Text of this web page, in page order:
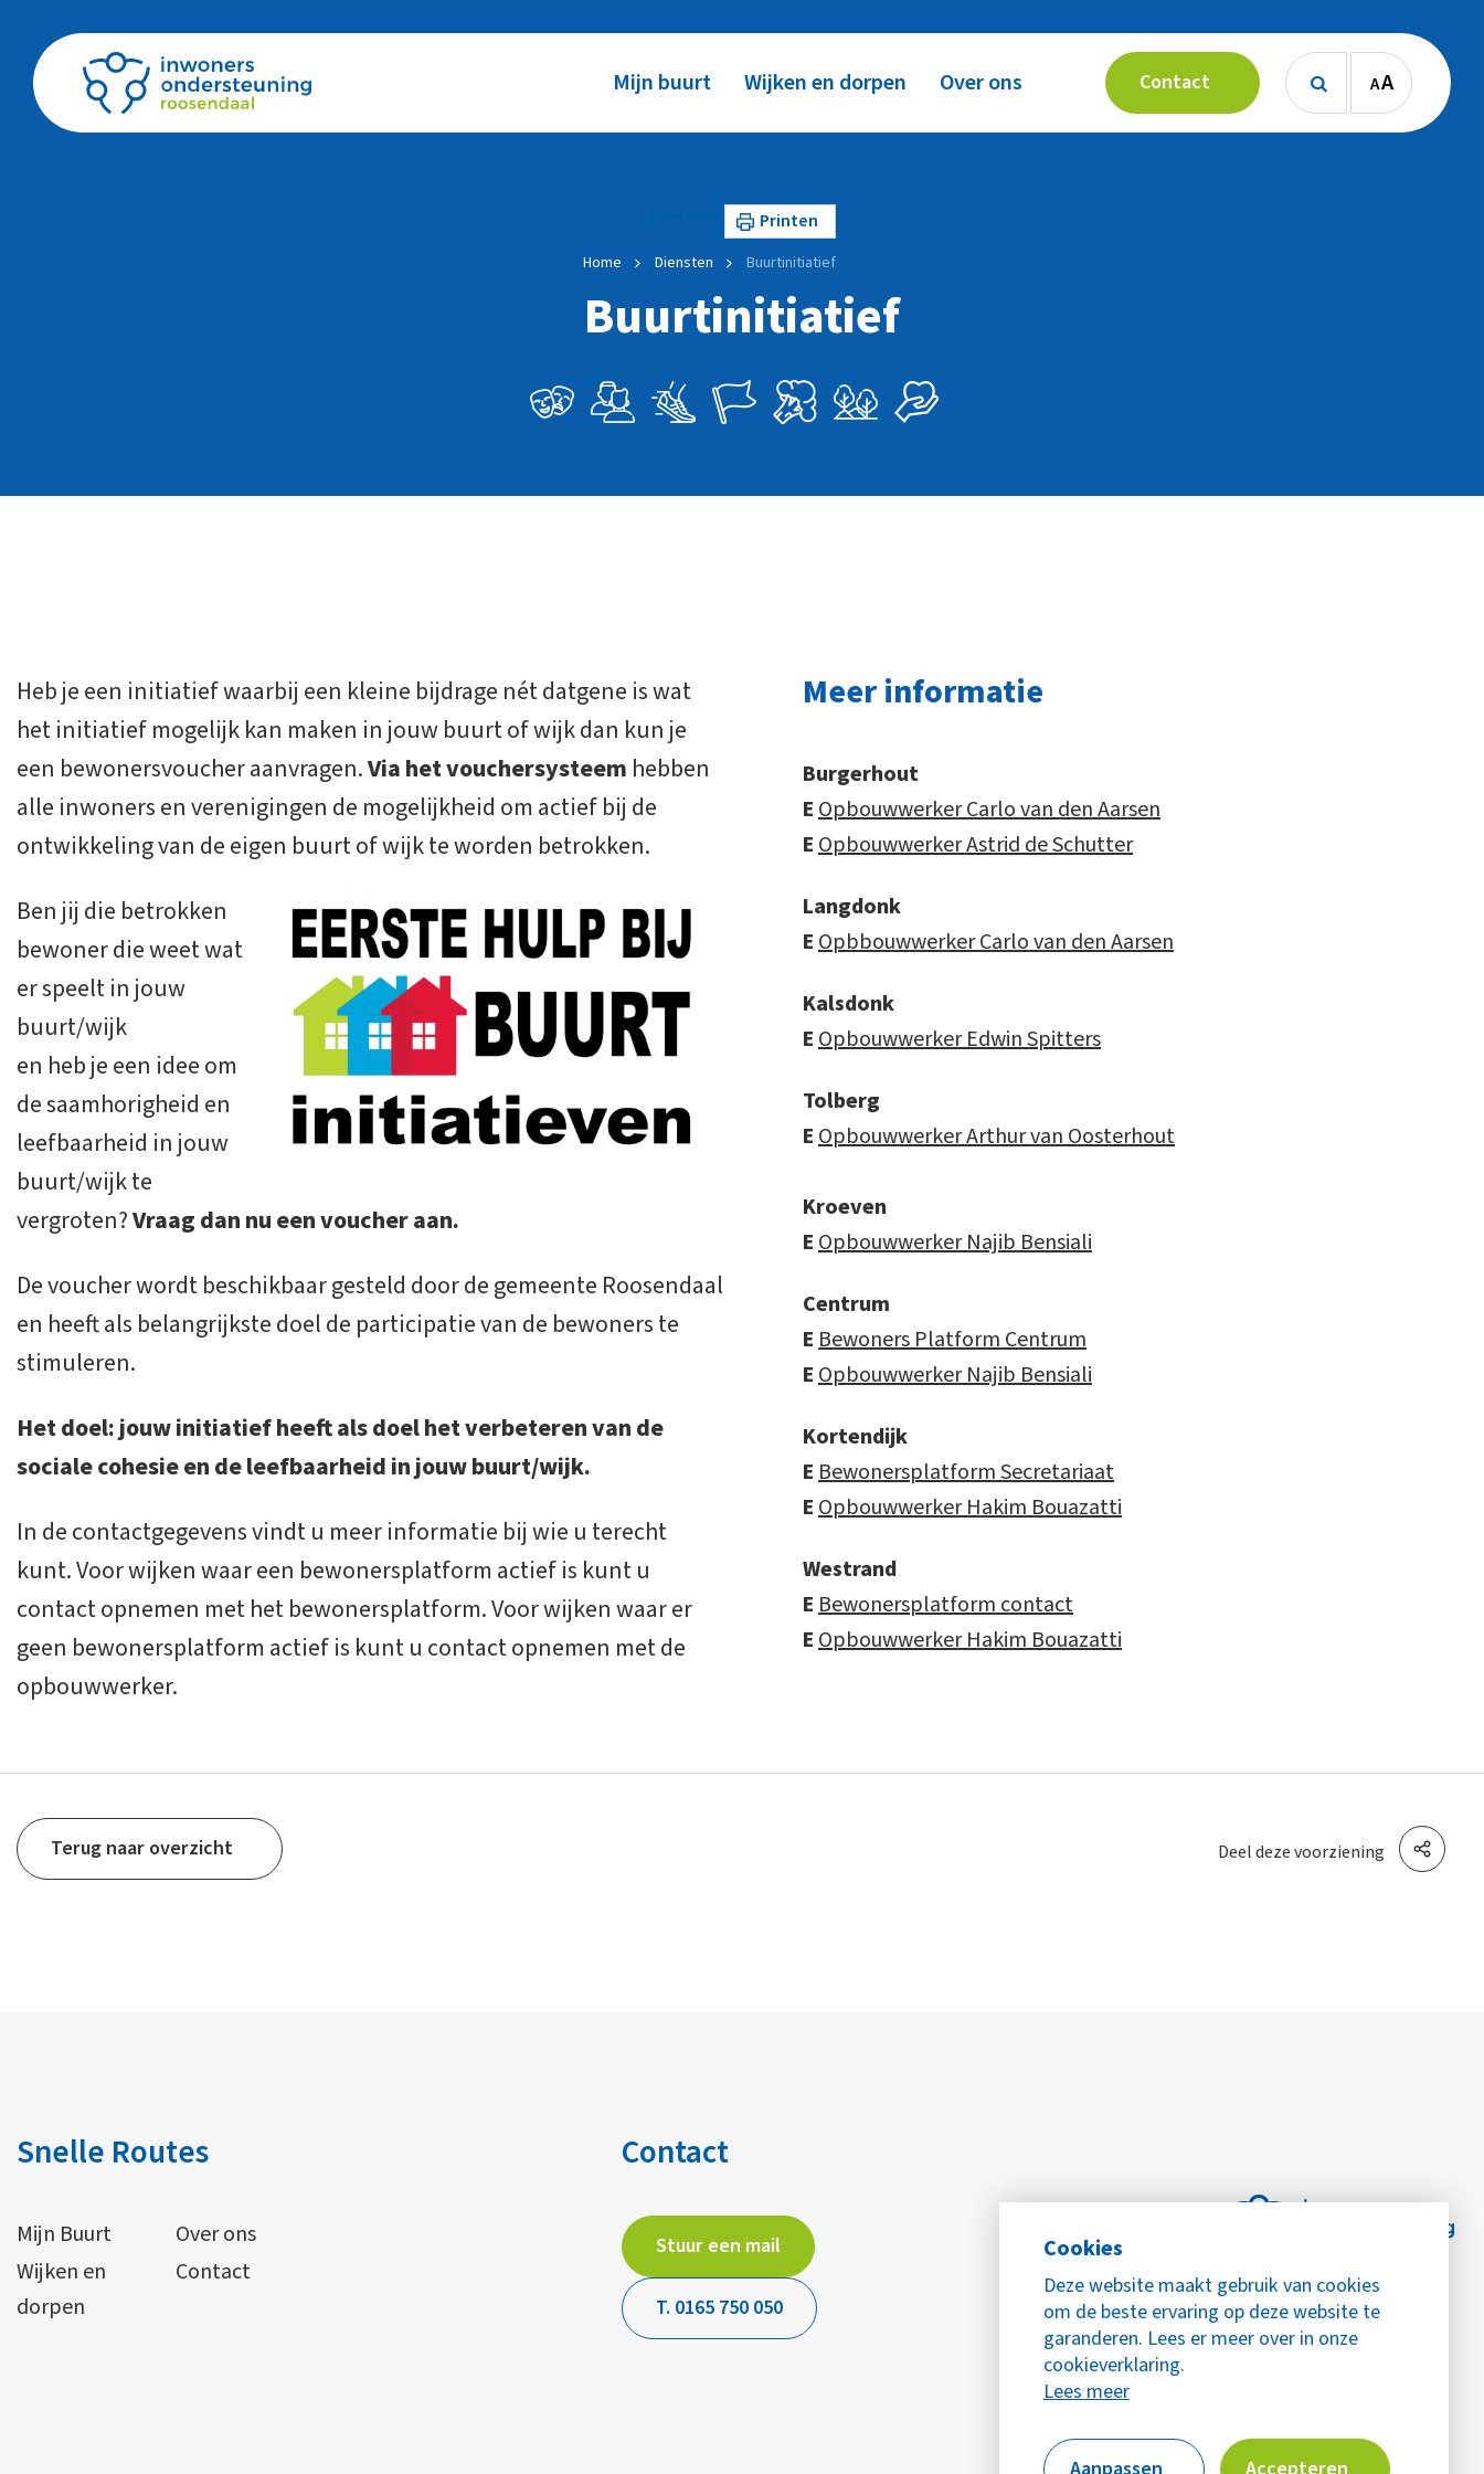
Cookies
Deze website maakt gebruik van cookies
om de beste ervaring op deze website te
garanderen. Lees er meer over in onze
cookieverklaring.
Lees meer
Mijn buurt Wijken en dorpen Over ons Contact  AA
Printen
Home Diensten Buurtinitiatief
Buurtinitiatief
Heb je een initiatief waarbij een kleine bijdrage nét datgene is wat
het initiatief mogelijk kan maken in jouw buurt of wijk dan kun je
een bewonersvoucher aanvragen.Via het vouchersysteem hebben
alle inwoners en verenigingen de mogelijkheid om actief bij de
ontwikkeling van de eigen buurt of wijk te worden betrokken.
​Ben jij die betrokken
bewoner die weet wat
er speelt in jouw
buurt/wijk
en heb je een idee om
de saamhorigheid en
leefbaarheid in jouw
buurt/wijk te
vergroten?Vraag dan nu een voucher aan.
De voucher wordt beschikbaar gesteld door de gemeente Roosendaal
en heeft als belangrijkste doel de participatie van de bewoners te
stimuleren.
Het doel: jouw initiatief heeft als doel het verbeteren van de
sociale cohesie en de leefbaarheid in jouw buurt/wijk.
In de contactgegevens vindt u meer informatie bij wie u terecht
kunt. Voor wijken waar een bewonersplatform actief is kunt u
contact opnemen met het bewonersplatform. Voor wijken waar er
geen bewonersplatform actief is kunt u contact opnemen met de
opbouwwerker.
Meer informatie
Burgerhout
EOpbouwwerker Carlo van den Aarsen
EOpbouwwerker Astrid de Schutter
Langdonk
EOpbbouwwerker Carlo van den Aarsen
Kalsdonk
EOpbouwwerker Edwin Spitters
Tolberg
EOpbouwwerker Arthur van Oosterhout
Kroeven
EOpbouwwerker Najib Bensiali
Centrum
EBewoners Platform Centrum
EOpbouwwerker Najib Bensiali
Kortendijk
EBewonersplatform Secretariaat
EOpbouwwerker Hakim Bouazatti
Westrand
EBewonersplatform contact
EOpbouwwerker Hakim Bouazatti
Terug naar overzicht Deel deze voorziening
Snelle Routes
Mijn Buurt
Over ons
Wijken en
dorpen
Contact
Contact
Stuur een mail
T. 0165 750 050